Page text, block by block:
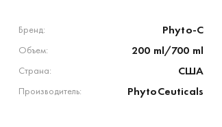
Бренд: Phyto-C
Объем: 200 ml/700 ml
Страна: США
Производитель: PhytoCeuticals